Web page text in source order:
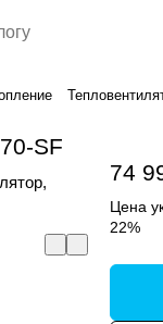
SF
74
Цена
22%